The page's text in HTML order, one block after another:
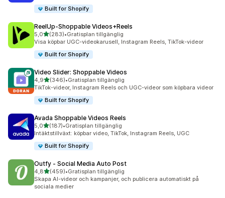
Built for Shopify
ReelUp‑Shoppable Videos+Reels
5,0av 5 stjärnor
(283)
283 recensioner totalt
•Gratisplan tillgänglig
Visa köpbar UGC-videokarusell, Instagram Reels, TikTok-videor
Built for Shopify
Video Slider: Shoppable Videos
4,9av 5 stjärnor
(346)
346 recensioner totalt
•Gratisplan tillgänglig
TikTok-videor, Instagram Reels och UGC-videor som köpbara videor
Built for Shopify
Avada Shoppable Videos Reels
5,0av 5 stjärnor
(187)
187 recensioner totalt
•Gratisplan tillgänglig
Intäktstillväxt: köpbar video, TikTok, Instagram Reels, UGC
Built for Shopify
Outfy ‑ Social Media Auto Post
4,8av 5 stjärnor
(459)
459 recensioner totalt
•Gratisplan tillgänglig
Skapa AI-videor och kampanjer, och publicera automatiskt på
sociala medier